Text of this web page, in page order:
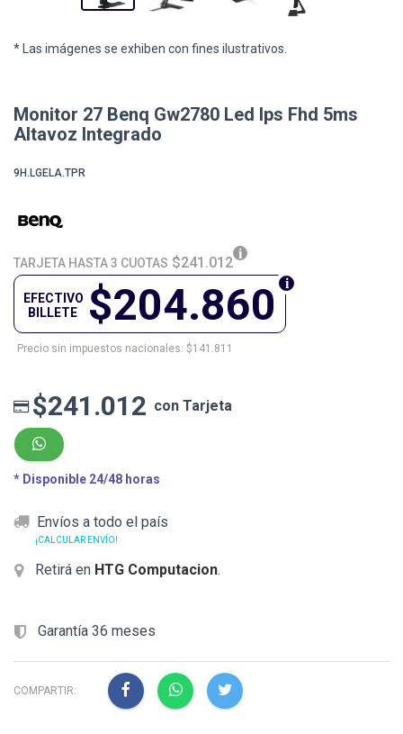
* Las imágenes se exhiben con fines ilustrativos.
Monitor 27 Benq Gw2780 Led Ips Fhd 5ms
Altavoz Integrado
9H.LGELA.TPR
TARJETA HASTA 3 CUOTAS $241.012
$204.860
EFECTIVO
BILLETE
Precio sin impuestos nacionales: $141.811
$241.012 con Tarjeta
* Disponible 24/48 horas
Envíos a todo el país
¡CALCULAR ENVÍO!
Retirá en HTG Computacion.
Garantía 36 meses
COMPARTIR: